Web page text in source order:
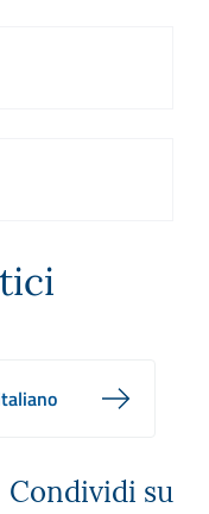
Condividi su